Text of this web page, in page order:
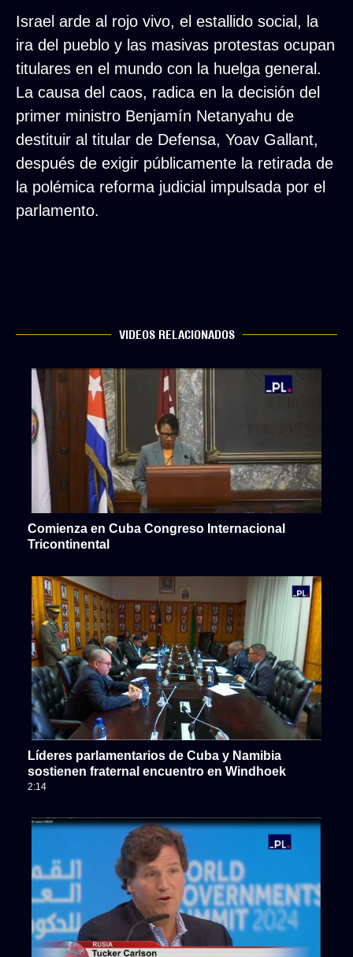
Israel arde al rojo vivo, el estallido social, la
ira del pueblo y las masivas protestas ocupan
titulares en el mundo con la huelga general.
La causa del caos, radica en la decisión del
primer ministro Benjamín Netanyahu de
destituir al titular de Defensa, Yoav Gallant,
después de exigir públicamente la retirada de
la polémica reforma judicial impulsada por el
parlamento.
VIDEOS RELACIONADOS
Comienza en Cuba Congreso Internacional
Tricontinental
Líderes parlamentarios de Cuba y Namibia
sostienen fraternal encuentro en Windhoek
2:14